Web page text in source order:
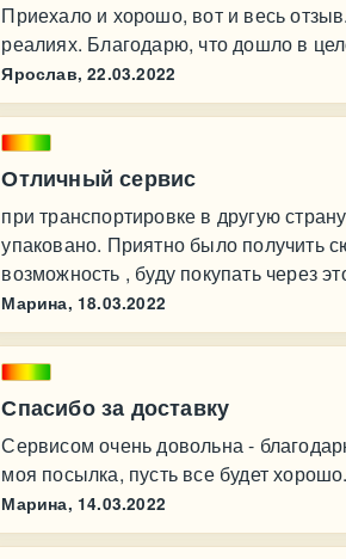
Приехало и хорошо, вот и весь
реалиях. Благодарю, что дошло в
Ярослав, 22.03.2022
Отличный сервис
при транспортировке в другую
упаковано. Приятно было получить
возможность , буду покупать через
Марина, 18.03.2022
Спасибо за доставку
Сервисом очень довольна -
моя посылка, пусть все будет хорошо.
Марина, 14.03.2022